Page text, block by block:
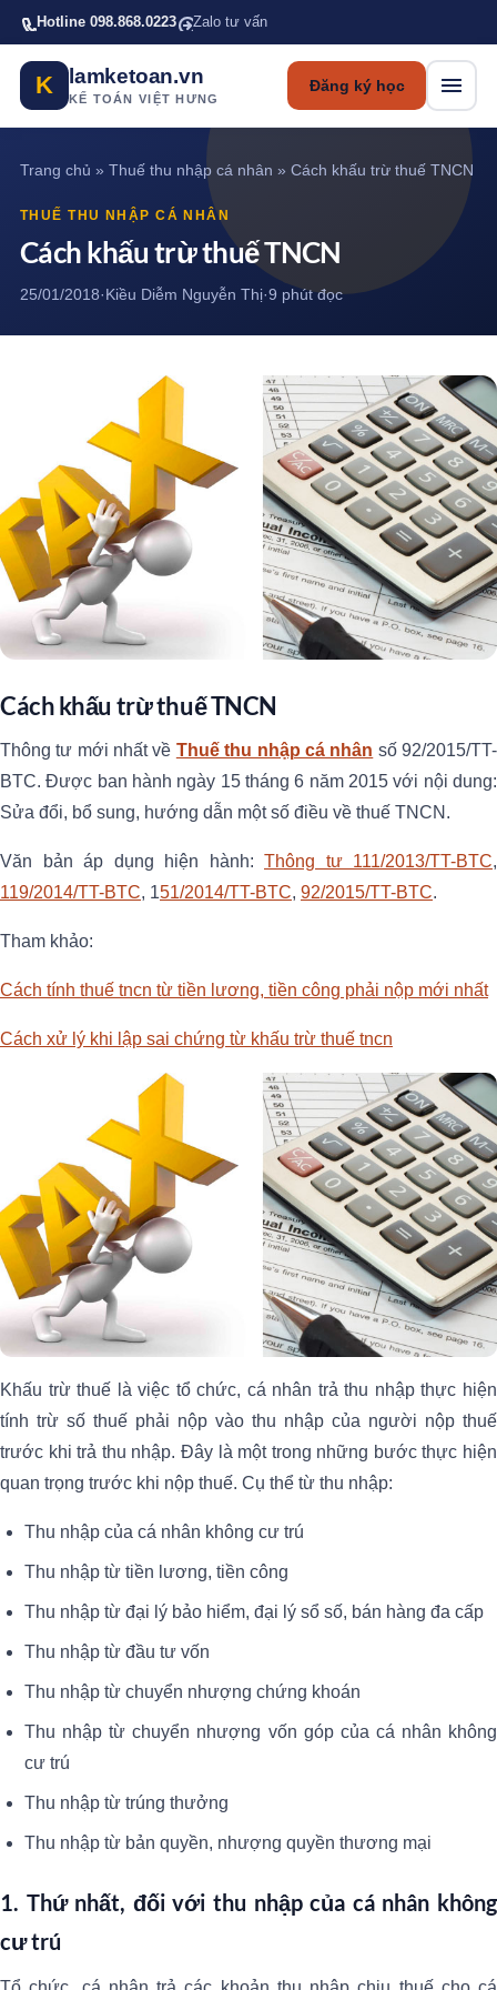
Bỏ qua tới nội dung chính
Hotline 098.868.0223 Zalo tư vấn
K lamketoan.vn
KẾ TOÁN VIỆT HƯNG
Đăng ký học
Trang chủ » Thuế thu nhập cá nhân » Cách khấu trừ thuế TNCN
THUẾ THU NHẬP CÁ NHÂN
Cách khấu trừ thuế TNCN
25/01/2018·Kiều Diễm Nguyễn Thị·9 phút đọc
Cách khấu trừ thuế TNCN
Thông tư mới nhất về Thuế thu nhập cá nhân số 92/2015/TT-
BTC. Được ban hành ngày 15 tháng 6 năm 2015 với nội dung:
Sửa đổi, bổ sung, hướng dẫn một số điều về thuế TNCN.
Văn bản áp dụng hiện hành: Thông tư 111/2013/TT-BTC,
119/2014/TT-BTC, 151/2014/TT-BTC, 92/2015/TT-BTC.
Tham khảo:
Cách tính thuế tncn từ tiền lương, tiền công phải nộp mới nhất
Cách xử lý khi lập sai chứng từ khấu trừ thuế tncn
Khấu trừ thuế là việc tổ chức, cá nhân trả thu nhập thực hiện
tính trừ số thuế phải nộp vào thu nhập của người nộp thuế
trước khi trả thu nhập. Đây là một trong những bước thực hiện
quan trọng trước khi nộp thuế. Cụ thể từ thu nhập:
Thu nhập của cá nhân không cư trú
Thu nhập từ tiền lương, tiền công
Thu nhập từ đại lý bảo hiểm, đại lý sổ số, bán hàng đa cấp
Thu nhập từ đầu tư vốn
Thu nhập từ chuyển nhượng chứng khoán
Thu nhập từ chuyển nhượng vốn góp của cá nhân không
cư trú
Thu nhập từ trúng thưởng
Thu nhập từ bản quyền, nhượng quyền thương mại
1. Thứ nhất, đối với thu nhập của cá nhân không
cư trú